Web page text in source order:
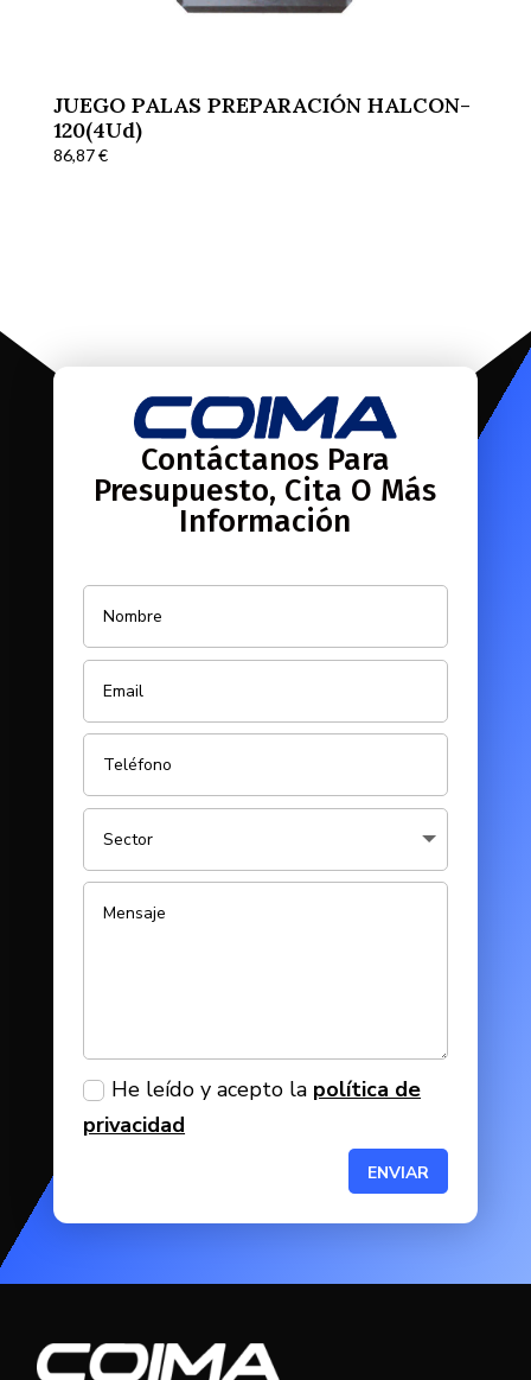
JUEGO PALAS PREPARACIÓN HALCON-
120(4Ud)
86,87€
Contáctanos Para
Presupuesto, Cita O Más
Información
He leído y acepto la política de
privacidad
ENVIAR